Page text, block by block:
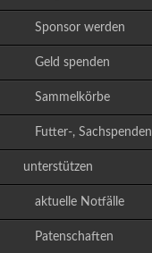
Sponsor werden
Geld spenden
Sammelkörbe
Futter-, Sachspenden
unterstützen
aktuelle Notfälle
Patenschaften